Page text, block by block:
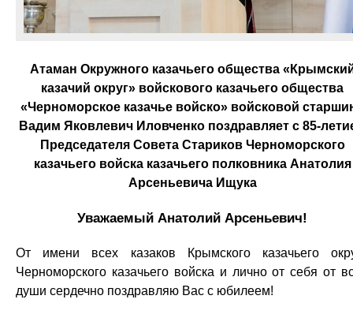
Атаман Окружного казачьего общества
казачий округ» войскового казачьего общества
«Черноморское казачье войско» войсковой
Вадим Яковлевич Иловченко поздравляет с 85-
Председателя Совета Стариков Черноморского
казачьего войска казачьего полковника Анатолия
Арсеньевича Ищука
Уважаемый Анатолий Арсеньевич!
От имени всех казаков Крымского казачьего
Черноморского казачьего войска и лично от себя от
души сердечно поздравляю Вас с юбилеем!